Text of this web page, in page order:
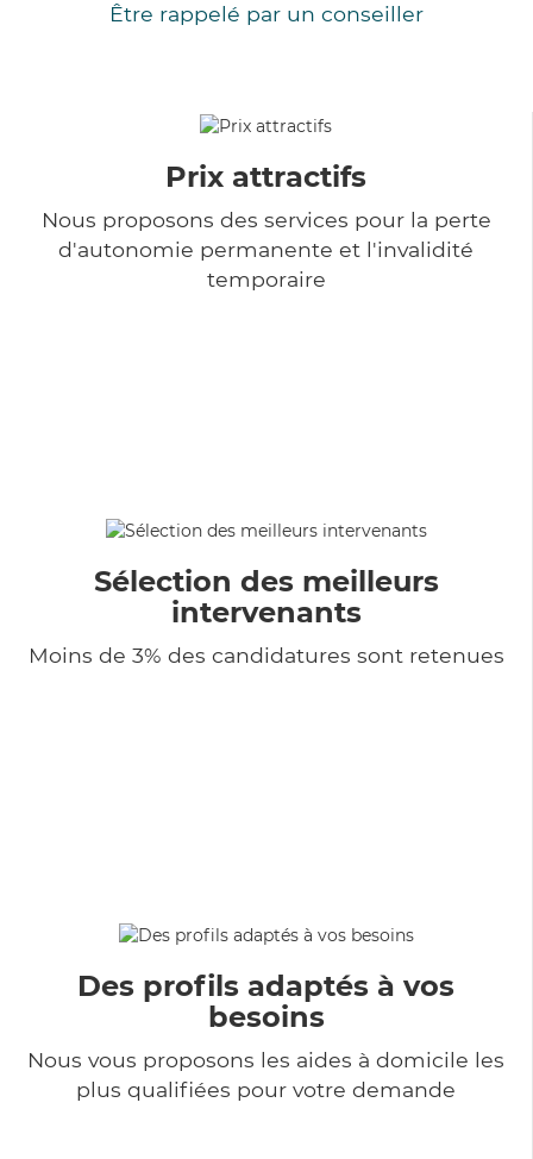
Être rappelé par un conseiller
Prix attractifs
Nous proposons des services pour la perte
d'autonomie permanente et l'invalidité
temporaire
Sélection des meilleurs
intervenants
Moins de 3% des candidatures sont retenues
Des profils adaptés à vos
besoins
Nous vous proposons les aides à domicile les
plus qualifiées pour votre demande